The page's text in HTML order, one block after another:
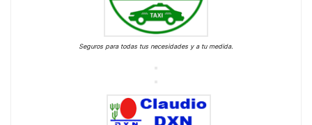
Seguros para todas tus necesidades y a tu medida.